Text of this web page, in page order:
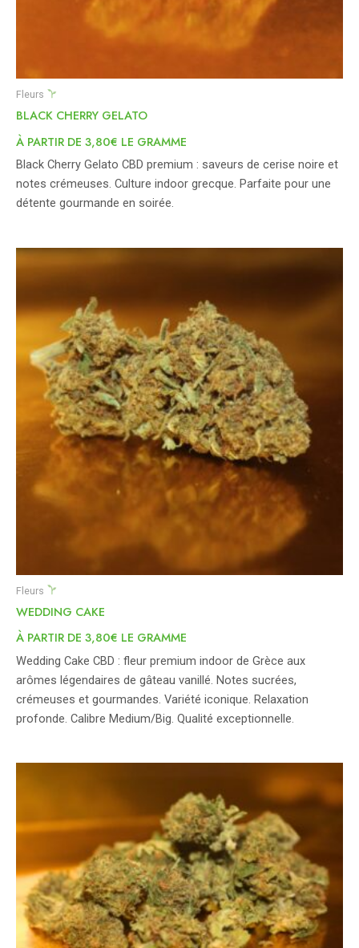
Fleurs
BLACK CHERRY GELATO
À PARTIR DE 3,80€ LE GRAMME
Black Cherry Gelato CBD premium : saveurs de cerise noire et
notes crémeuses. Culture indoor grecque. Parfaite pour une
détente gourmande en soirée.
Fleurs
WEDDING CAKE
À PARTIR DE 3,80€ LE GRAMME
Wedding Cake CBD : fleur premium indoor de Grèce aux
arômes légendaires de gâteau vanillé. Notes sucrées,
crémeuses et gourmandes. Variété iconique. Relaxation
profonde. Calibre Medium/Big. Qualité exceptionnelle.